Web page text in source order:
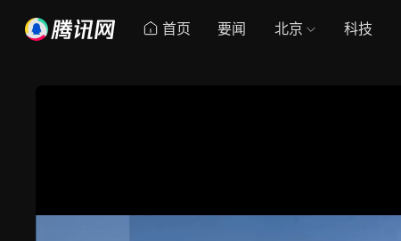
首页 要闻 北京 科技